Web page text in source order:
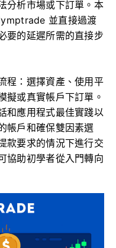
分析市場或下訂單。本
並直接過渡
要的延遲所需的直接步
程：選擇資產、使用平
擬或真實帳戶下訂單。
和應用程式最佳實踐以
帳戶和確保雙因素選
款要求的情況下進行交
協助初學者從入門轉向